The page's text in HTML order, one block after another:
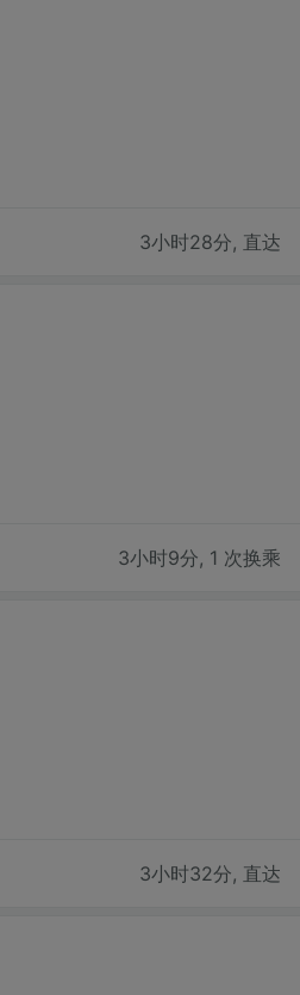
3小时28分, 直达
3小时9分, 1 次换乘
3小时32分, 直达